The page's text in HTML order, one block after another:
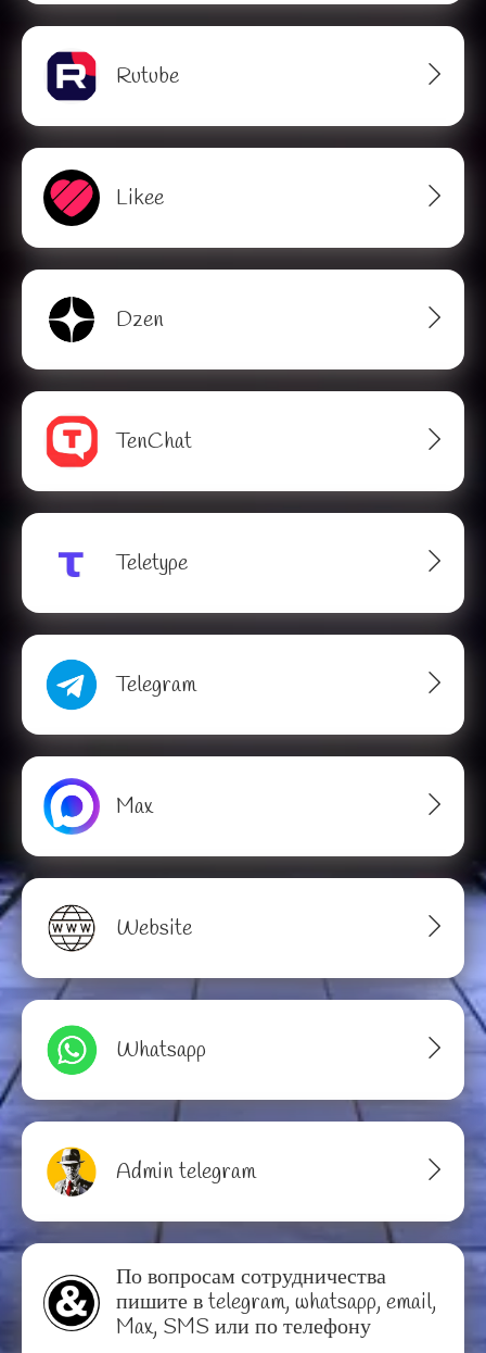
Rutube
Likee
Dzen
TenChat
Teletype
Telegram
Max
Website
Whatsapp
Admin telegram
По вопросам сотрудничества
пишите в telegram, whatsapp, email,
Max, SMS или по телефону